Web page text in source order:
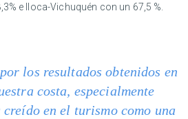
e Iloca-Vichuquén con un 67,5 %.
los resultados obtenidos en
costa, especialmente
en el turismo como una